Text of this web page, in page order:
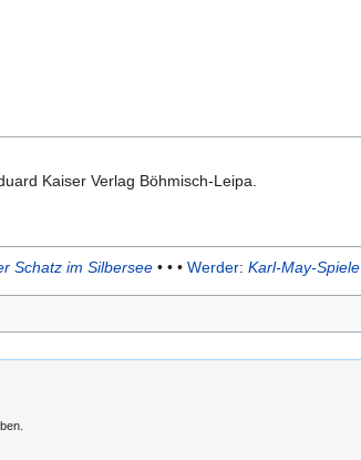
Kaiser Verlag Böhmisch-Leipa.
Schatz im Silbersee • • • Werder: Karl-May-Spiele